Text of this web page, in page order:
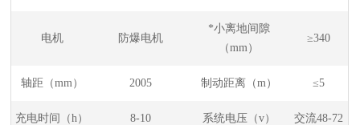
电机 防爆电机
*小离地间隙
（mm）
≥340
轴距（mm） 2005 制动距离（m） ≤5
充电时间（h） 8-10 系统电压（v） 交流48-72